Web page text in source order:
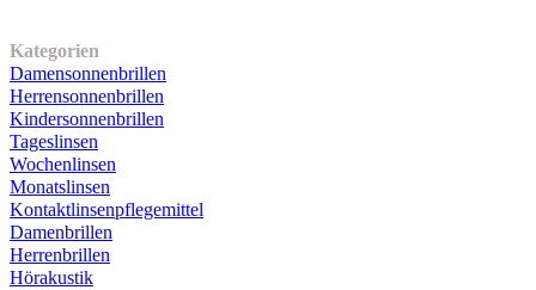
Kategorien
Damensonnenbrillen
Herrensonnenbrillen
Kindersonnenbrillen
Tageslinsen
Wochenlinsen
Monatslinsen
Kontaktlinsenpflegemittel
Damenbrillen
Herrenbrillen
Hörakustik